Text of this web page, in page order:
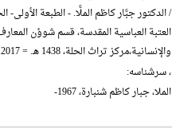
/ الدکتور جبَّار کاظم الملَّا. - الطبعة الأولی-
العتبة العباسیة المقدسة، قسم شوؤن
والإنسانیة،‌مرکز تراث الحلة، 1438 هـ. = 2017.
، سرشناسه:
الملا، جبار کاظم شنبارة، 1967-